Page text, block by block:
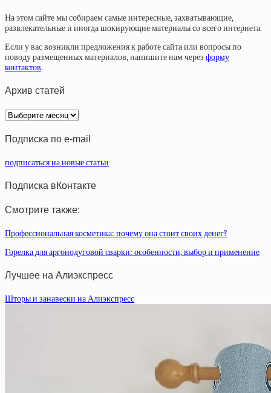
На этом сайте мы собираем самые интересные, захватывающие,
развлекательные и иногда шокирующие материалы со всего интернета.
Если у вас возникли предложения к работе сайта или вопросы по
поводу размещенных материалов, напишите нам через форму
контактов.
Архив статей
Архив
статей
Подписка по e-mail
подписаться на новые статьи
Подписка вКонтакте
Смотрите также:
Профессиональная косметика: почему она стоит своих денег?
Горелка для аргонодуговой сварки: особенности, выбор и применение
Лучшее на Алиэкспресс
Шторы и занавески на Алиэкспресс